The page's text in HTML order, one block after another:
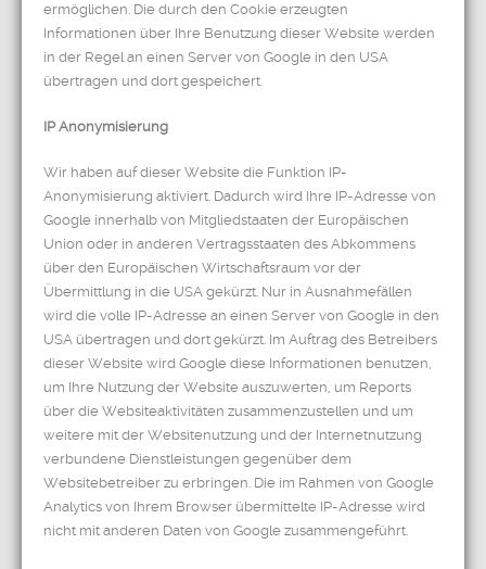
ermöglichen. Die durch den Cookie erzeugten
Informationen über Ihre Benutzung dieser Website werden
in der Regel an einen Server von Google in den USA
übertragen und dort gespeichert.
IP Anonymisierung
Wir haben auf dieser Website die Funktion IP-
Anonymisierung aktiviert. Dadurch wird Ihre IP-Adresse von
Google innerhalb von Mitgliedstaaten der Europäischen
Union oder in anderen Vertragsstaaten des Abkommens
über den Europäischen Wirtschaftsraum vor der
Übermittlung in die USA gekürzt. Nur in Ausnahmefällen
wird die volle IP-Adresse an einen Server von Google in den
USA übertragen und dort gekürzt. Im Auftrag des Betreibers
dieser Website wird Google diese Informationen benutzen,
um Ihre Nutzung der Website auszuwerten, um Reports
über die Websiteaktivitäten zusammenzustellen und um
weitere mit der Websitenutzung und der Internetnutzung
verbundene Dienstleistungen gegenüber dem
Websitebetreiber zu erbringen. Die im Rahmen von Google
Analytics von Ihrem Browser übermittelte IP-Adresse wird
nicht mit anderen Daten von Google zusammengeführt.